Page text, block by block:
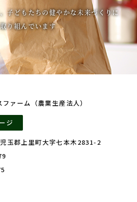
子どもたちの健やかな未来づくりに
取り組んでいます
ァーム（農業生産法人）
ジ
玉郡上里町大字七本木2831‑2